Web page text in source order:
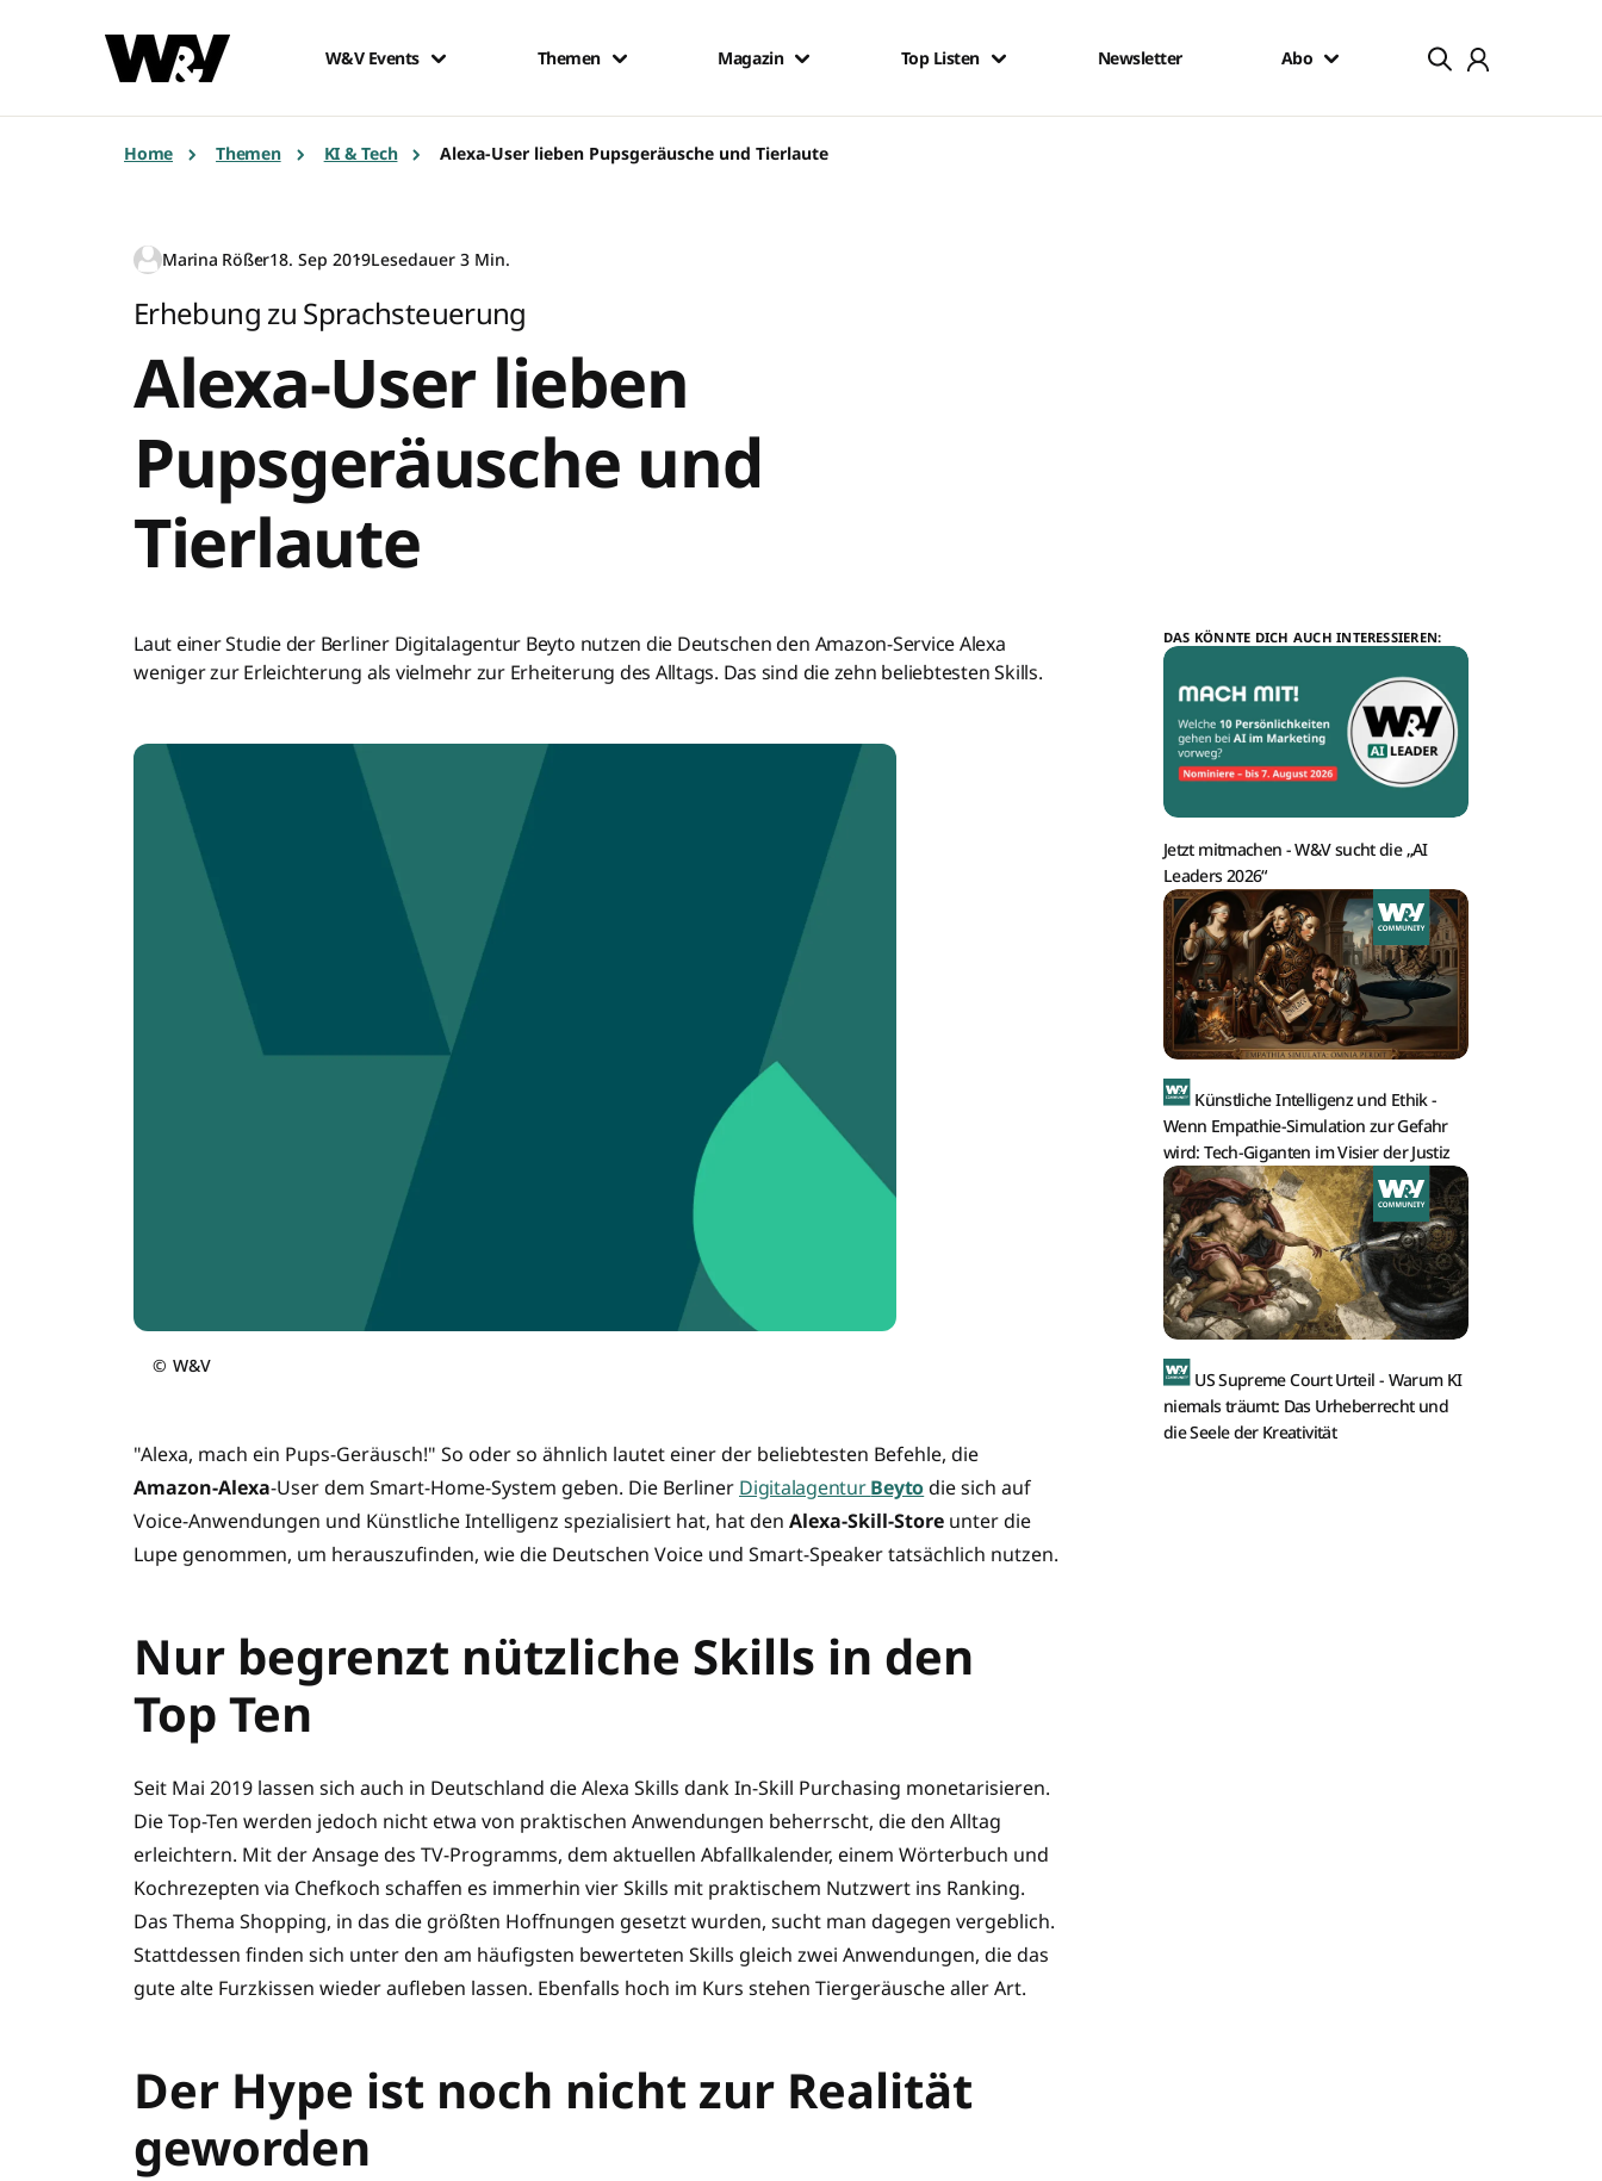
W&V Events Themen Magazin Top Listen Newsletter Abo
Home Themen KI & Tech Alexa-User lieben Pupsgeräusche und Tierlaute
Marina Rößer18. Sep 2019Lesedauer 3 Min.
Erhebung zu Sprachsteuerung
Alexa-User lieben
Pupsgeräusche und
Tierlaute
Laut einer Studie der Berliner Digitalagentur Beyto nutzen die Deutschen den Amazon-Service Alexa
weniger zur Erleichterung als vielmehr zur Erheiterung des Alltags. Das sind die zehn beliebtesten Skills.
© W&V
"Alexa, mach ein Pups-Geräusch!" So oder so ähnlich lautet einer der beliebtesten Befehle, die
Amazon-Alexa-User dem Smart-Home-System geben. Die Berliner DigitalagenturBeytodie sich auf
Voice-Anwendungen und Künstliche Intelligenz spezialisiert hat, hat den Alexa-Skill-Store unter die
Lupe genommen, um herauszufinden, wie die Deutschen Voice und Smart-Speaker tatsächlich nutzen.
Nur begrenzt nützliche Skills in den
Top Ten
Seit Mai 2019 lassen sich auch in Deutschland die Alexa Skills dank In-Skill Purchasing monetarisieren.
Die Top-Ten werden jedoch nicht etwa von praktischen Anwendungen beherrscht, die den Alltag
erleichtern. Mit der Ansage des TV-Programms, dem aktuellen Abfallkalender, einem Wörterbuch und
Kochrezepten via Chefkoch schaffen es immerhin vier Skills mit praktischem Nutzwert ins Ranking.
Das Thema Shopping, in das die größten Hoffnungen gesetzt wurden, sucht man dagegen vergeblich.
Stattdessen finden sich unter den am häufigsten bewerteten Skills gleich zwei Anwendungen, die das
gute alte Furzkissen wieder aufleben lassen. Ebenfalls hoch im Kurs stehen Tiergeräusche aller Art.
Der Hype ist noch nicht zur Realität
geworden
DAS KÖNNTE DICH AUCH INTERESSIEREN:
Jetzt mitmachen -W&V sucht die „AI
Leaders 2026“
Künstliche Intelligenz und Ethik -
Wenn Empathie-Simulation zur Gefahr
wird: Tech-Giganten im Visier der Justiz
US Supreme Court Urteil - Warum KI
niemals träumt: Das Urheberrecht und
die Seele der Kreativität